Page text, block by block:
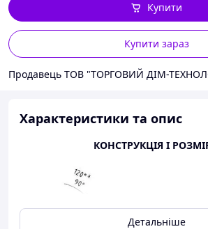
Купити зараз
Купити
Продавець ТОВ "ТОРГОВИЙ ДІМ-
Характеристики та опис
КОНСТРУКЦІЯ І
Детальніше